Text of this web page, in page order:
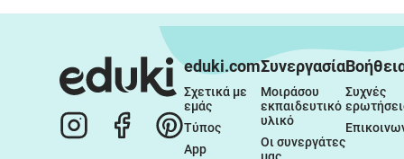
eduki.com
Σχετικά με
εμάς
Τύπος
App
Συνεργασία
Μοιράσου
εκπαιδευτικό
υλικό
Οι συνεργάτες
Συχνές